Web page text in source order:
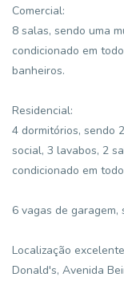
Comercial:
8 salas, sendo uma
condicionado em
banheiros.
Residencial:
4 dormitórios, sendo
social, 3 lavabos, 2
condicionado em
6 vagas de
Localização
Donald's, Avenida